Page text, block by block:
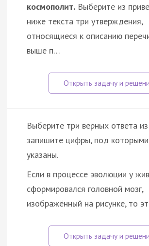
космополит. Выберите из
ниже текста три утверждения,
относящиеся к описанию
выше п…
Выберите три верных ответа
запишите цифры, под
указаны.
Если в процессе эволюции у
сформировался головной мозг,
изображённый на рисунке, то